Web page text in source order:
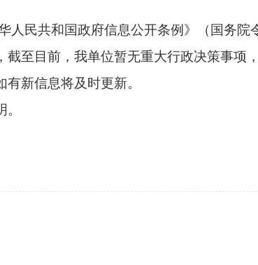
人民共和国政府信息公开条例》（国务院
截至目前， 我单位暂无重大行政决策事项，
有新信息将及时更新。